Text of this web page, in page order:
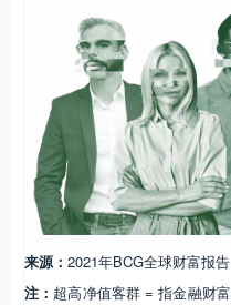
来源： 2021年BCG全球财富报告
注： 超高净值客群 = 指金融财